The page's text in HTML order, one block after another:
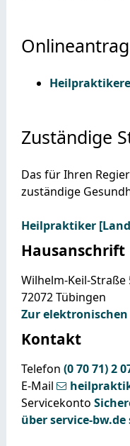
Zuständige
Das für Ihren
zuständige
Heilpraktiker
Hausanschrift
Wilhelm-Keil-Straße
72072Tübingen
Zur
Kontakt
Telefon (07071) 2
E-Mail
Servicekonto
über service-bw.de